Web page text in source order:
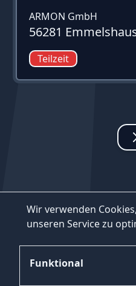
Wir verwenden
unseren Service zu
Funktional
ARMON GmbH
56281
Teilzeit